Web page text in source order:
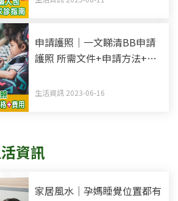
申請護照｜一文睇清BB申請
護照 所需文件+申請方法+照
生活資訊 2023-06-16
資訊
家居風水｜孕媽睡覺位置都有